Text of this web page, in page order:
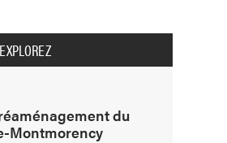
EXPLOREZ
du
Montmorency